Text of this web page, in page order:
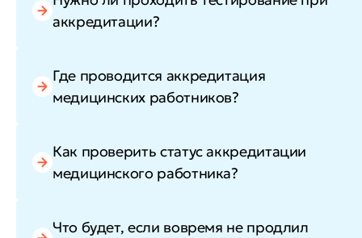
аккредитации?
Где проводится аккредитация
медицинских работников?
Как проверить статус аккредитации
медицинского работника?
Что будет, если вовремя не продлил